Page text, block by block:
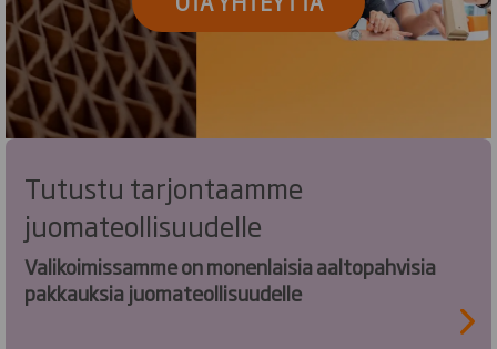
Tutustu tarjontaamme
juomateollisuudelle
Valikoimissamme on monenlaisia aaltopahvisia
pakkauksia juomateollisuudelle